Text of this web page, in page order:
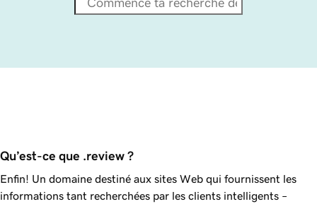
Qu’est-ce que .review ?
Enfin! Un domaine destiné aux sites Web qui fournissent les
informations tant recherchées par les clients intelligents –